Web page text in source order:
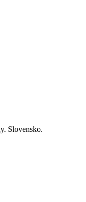
Slovensko.